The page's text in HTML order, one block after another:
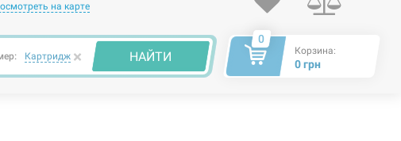
на карте
Картридж × НАЙТИ
0
Корзина:
0 грн